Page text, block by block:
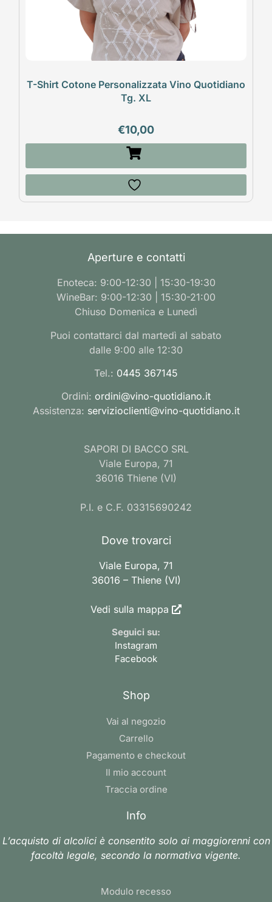
T-Shirt Cotone Personalizzata Vino Quotidiano
Tg. XL
€10,00
Aperture e contatti
Enoteca: 9:00-12:30 | 15:30-19:30
WineBar: 9:00-12:30 | 15:30-21:00
Chiuso Domenica e Lunedì
Puoi contattarci dal martedì al sabato
dalle 9:00 alle 12:30
Tel.: 0445 367145
Ordini: ordini@vino-quotidiano.it
Assistenza: servizioclienti@vino-quotidiano.it
SAPORI DI BACCO SRL
Viale Europa, 71
36016 Thiene (VI)
P.I. e C.F. 03315690242
Dove trovarci
Viale Europa, 71
36016 – Thiene (VI)
Vedi sulla mappa
Seguici su:
Instagram
Facebook
Shop
Vai al negozio
Carrello
Pagamento e checkout
Il mio account
Traccia ordine
Info
L’acquisto di alcolici è consentito solo ai maggiorenni con
facoltà legale, secondo la normativa vigente.
Modulo recesso